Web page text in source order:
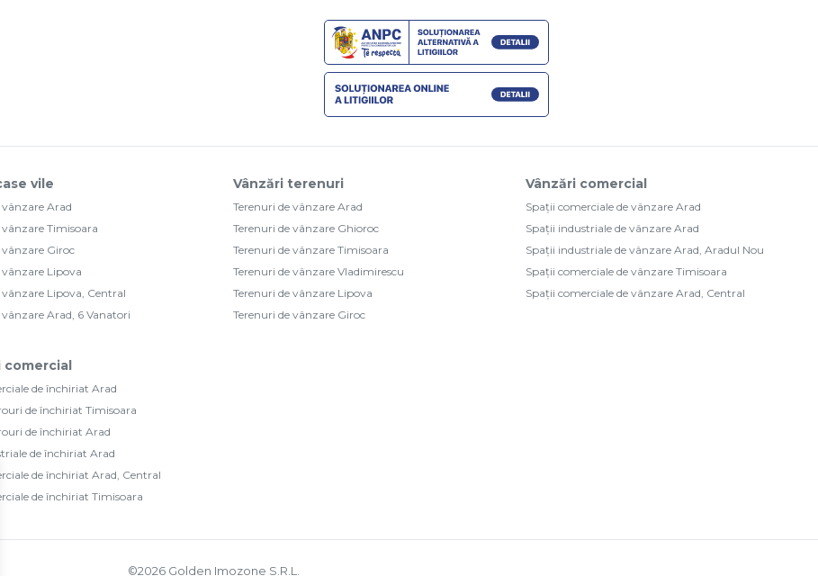
vile
vânzare Arad
vânzare Timisoara
vânzare Giroc
vânzare Lipova
vânzare Lipova, Central
vânzare Arad, 6 Vanatori
Vânzări terenuri
Terenuri de vânzare Arad
Terenuri de vânzare Ghioroc
Terenuri de vânzare Timisoara
Terenuri de vânzare Vladimirescu
Terenuri de vânzare Lipova
Terenuri de vânzare Giroc
Vânzări comercial
Spații comerciale de vânzare Arad
Spații industriale de vânzare Arad
Spații industriale de vânzare Arad, Aradul Nou
Spații comerciale de vânzare Timisoara
Spații comerciale de vânzare Arad, Central
comercial
de închiriat Arad
de închiriat Timisoara
de închiriat Arad
de închiriat Arad
de închiriat Arad, Central
de închiriat Timisoara
©2026Golden Imozone S.R.L.